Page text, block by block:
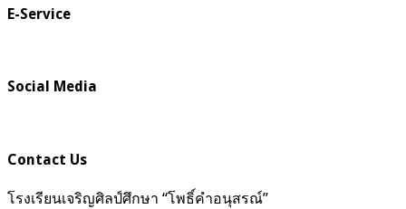
E-Service
Social Media
Contact Us
โรงเรียนเจริญศิลป์ศึกษา “โพธิ์คำอนุสรณ์”